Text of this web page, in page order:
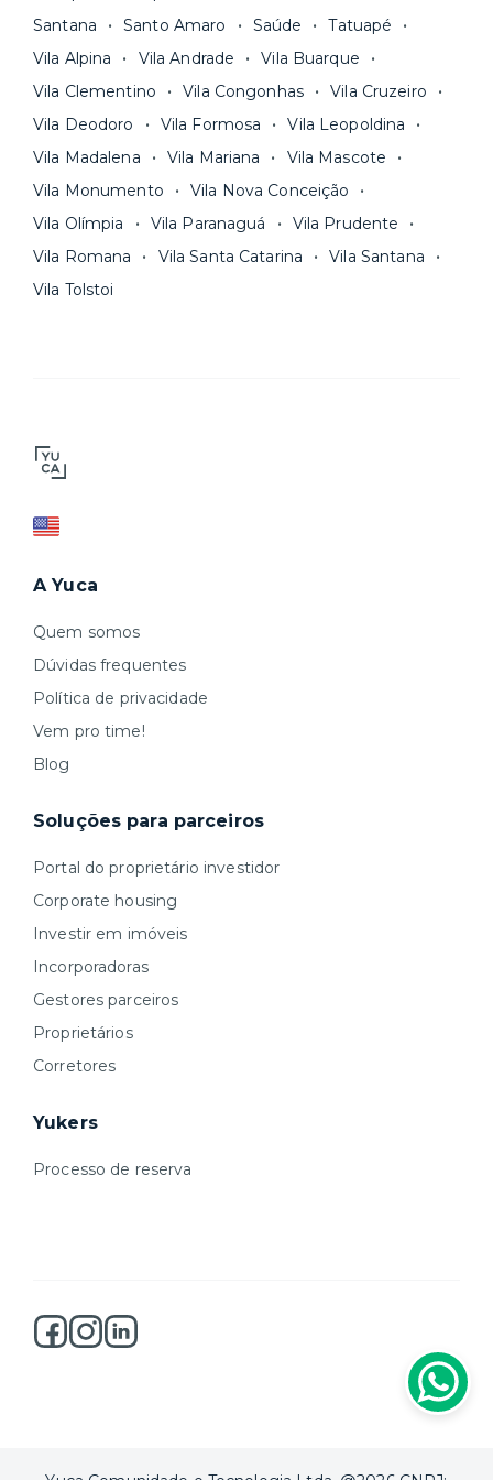
Santana
Santo Amaro Saúde
Tatuapé
Vila Alpina
Vila Andrade
Vila Buarque
Vila Clementino
Vila Congonhas
Vila Cruzeiro
Vila Deodoro
Vila Formosa
Vila Leopoldina
Vila Madalena
Vila Mariana
Vila Mascote
Vila Monumento
Vila Nova Conceição
Vila Olímpia
Vila Paranaguá
Vila Prudente
Vila Romana
Vila Santa Catarina
Vila Santana
Vila Tolstoi
A Yuca
Quem somos
Dúvidas frequentes
Política de privacidade
Vem pro time!
Blog
Soluções para parceiros
Portal do proprietário investidor
Corporate housing
Investir em imóveis
Incorporadoras
Gestores parceiros
Proprietários
Corretores
Yukers
Processo de reserva